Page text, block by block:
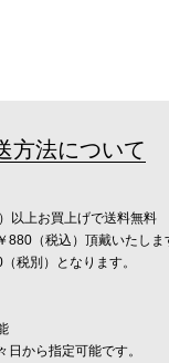
方法について
以上お買上げで送料無料
880（税込）頂戴いたしま
税別）となります。
から指定可能です。